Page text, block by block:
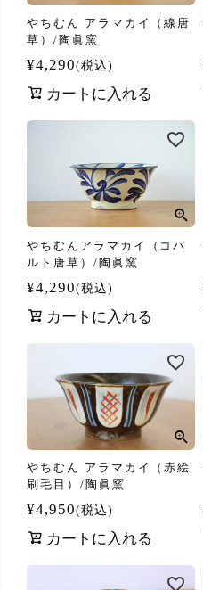
やちむん アラマカイ（線唐
草）/陶眞窯
¥4,290 税込
カートに入れる
やちむんアラマカイ（コバ
ルト唐草）/陶眞窯
¥4,290 税込
カートに入れる
やちむん アラマカイ（赤絵
刷毛目）/陶眞窯
¥4,950 税込
カートに入れる